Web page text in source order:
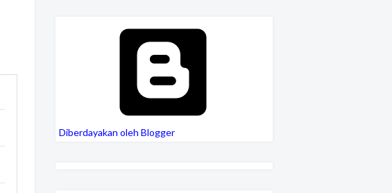
Diberdayakan oleh Blogger